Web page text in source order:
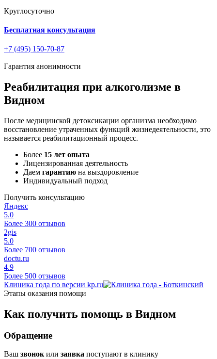
Круглосуточно
Бесплатная консультация
+7 (495) 150-70-87
Гарантия анонимности
Реабилитация при алкоголизме в
Видном
После медицинской детоксикации организма необходимо
восстановление утраченных функций жизнедеятельности, это
называется реабилитационный процесс.
Более 15 лет опыта
Лицензированная деятельность
Даем гарантию на выздоровление
Индивидуальный подход
Получить консультацию
Яндекс
5.0
Более 300 отзывов
2gis
5.0
Более 700 отзывов
doctu.ru
4.9
Более 500 отзывов
Клиника года по версии kp.ru
Этапы оказания помощи
Как получить помощь в Видном
Обращение
Ваш звонокили заявка поступают в клинику